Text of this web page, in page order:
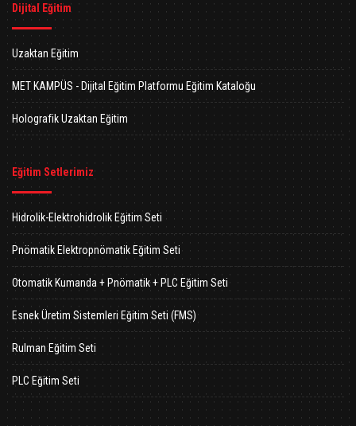
Dijital Eğitim
Uzaktan Eğitim
MET KAMPÜS - Dijital Eğitim Platformu Eğitim Kataloğu
Holografik Uzaktan Eğitim
Eğitim Setlerimiz
Hidrolik-Elektrohidrolik Eğitim Seti
Pnömatik Elektropnömatik Eğitim Seti
Otomatik Kumanda + Pnömatik + PLC Eğitim Seti
Esnek Üretim Sistemleri Eğitim Seti (FMS)
Rulman Eğitim Seti
PLC Eğitim Seti